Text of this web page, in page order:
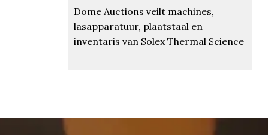
Dome Auctions veilt machines,
lasapparatuur, plaatstaal en
inventaris van Solex Thermal Science